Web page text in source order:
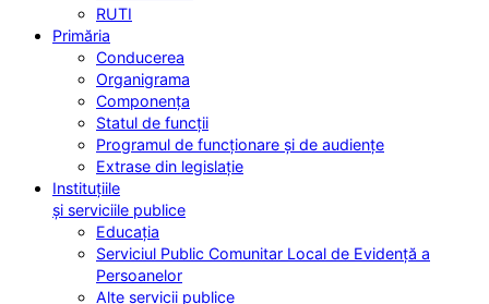
RUTI
Primăria
Conducerea
Organigrama
Componența
Statul de funcții
Programul de funcționare și de audiențe
Extrase din legislație
Instituțiile
și serviciile publice
Educația
Serviciul Public Comunitar Local de Evidență a
Persoanelor
Alte servicii publice